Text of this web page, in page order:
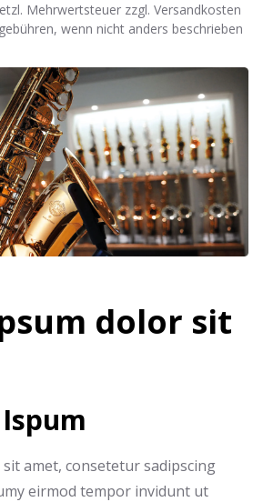
Mehrwertsteuer zzgl. Versandkosten
wenn nicht anders beschrieben
dolor sit
amet, consetetur sadipscing
eirmod tempor invidunt ut